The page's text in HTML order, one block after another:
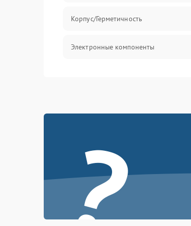
Корпус/Герметичность
Электронные компоненты
?